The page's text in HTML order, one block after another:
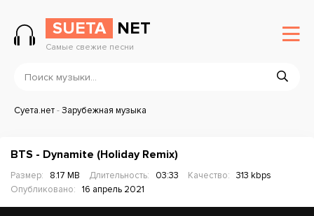
SUETA NET
Самые свежие песни
Суета.нет-Зарубежная музыка
BTS - Dynamite (Holiday Remix)
Размер: 8.17 MB Длительность: 03:33 Качество:
313 kbps
Опубликовано:
16 апрель 2021